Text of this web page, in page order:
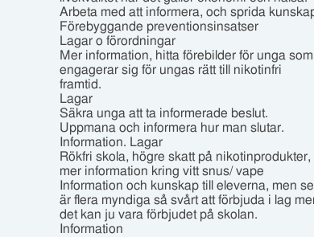
Arbeta med att informera, och sprida
Förebyggande preventionsinsatser
Lagar o förordningar
Mer information, hitta förebilder för unga som
engagerar sig för ungas rätt till nikotinfri
framtid.
Lagar
Säkra unga att ta informerade beslut.
Uppmana och informera hur man slutar.
Information. Lagar
Rökfri skola, högre skatt på nikotinprodukter,
mer information kring vitt snus/ vape
Information och kunskap till eleverna, men
är flera myndiga så svårt att förbjuda i lag
det kan ju vara förbjudet på skolan.
Information